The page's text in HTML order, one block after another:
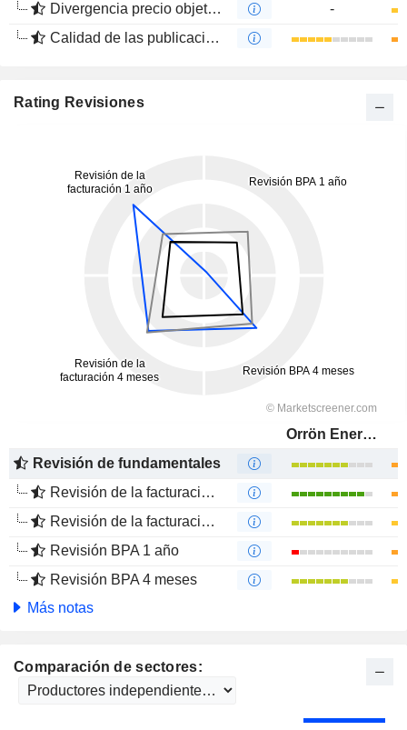
Divergencia precio objetivo
-
Calidad de las publicaciones
Rating Revisiones
Orrön Energy AB
Revisión de fundamentales
Revisión de la facturación 1 año
Revisión de la facturación 4 meses
Revisión BPA 1 año
Revisión BPA 4 meses
Más notas
Comparación de sectores: